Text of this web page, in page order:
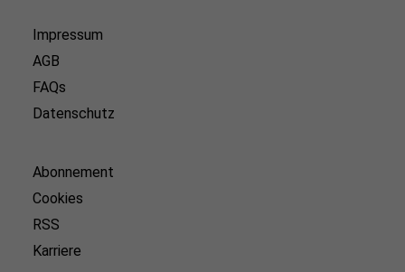
Impressum
AGB
FAQs
Datenschutz
Abonnement
Cookies
RSS
Karriere